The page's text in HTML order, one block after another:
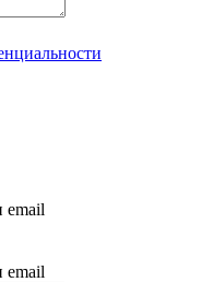
email
email